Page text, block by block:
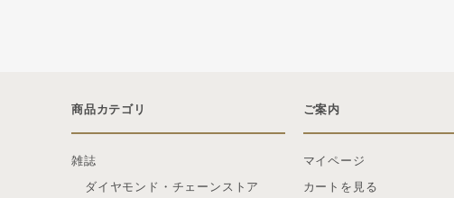
商品カテゴリ
雑誌
ダイヤモンド・チェーンストア
ご案内
マイページ
カートを見る